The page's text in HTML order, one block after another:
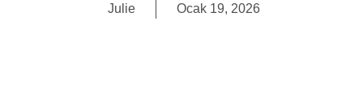
Julie Ocak 19, 2026